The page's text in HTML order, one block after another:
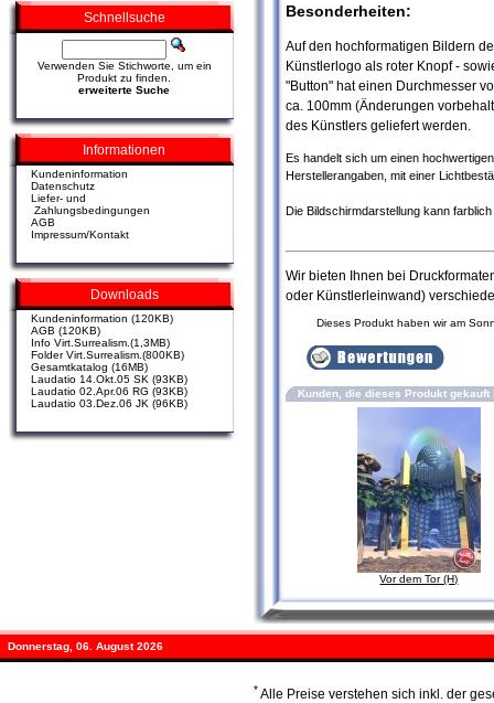
Schnellsuche
Verwenden Sie Stichworte, um ein
Produkt zu finden.
erweiterte Suche
Informationen
Kundeninformation
Datenschutz
Liefer- und
Zahlungsbedingungen
AGB
Impressum/Kontakt
Downloads
Kundeninformation (120KB)
AGB (120KB)
Info Virt.Surrealism.(1,3MB)
Folder Virt.Surrealism.(800KB)
Gesamtkatalog (16MB)
Laudatio 14.Okt.05 SK (93KB)
Laudatio 02.Apr.06 RG (93KB)
Laudatio 03.Dez.06 JK (96KB)
Besonderheiten:
Auf den hochformatigen Bildern
Künstlerlogo als roter Knopf -
"Button" hat einen Durchmesser
ca. 100mm (Änderungen
des Künstlers geliefert werden.
Es handelt sich um einen
Herstellerangaben, mit einer
Die Bildschirmdarstellung kann
Wir bieten Ihnen bei
oder Künstlerleinwand)
Dieses Produkt haben wir am
Kunden, die dieses Produkt
Vor dem Tor (H)
Donnerstag, 06. August 2026
*Alle Preise verstehen sich inkl. der